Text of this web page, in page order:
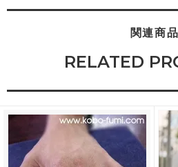
関連商品
RELATED